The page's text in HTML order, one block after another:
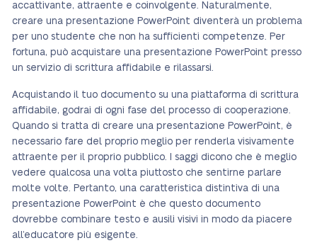
accattivante, attraente e coinvolgente. Naturalmente,
creare una presentazione PowerPoint diventerà un problema
per uno studente che non ha sufficienti competenze. Per
fortuna, può acquistare una presentazione PowerPoint presso
un servizio di scrittura affidabile e rilassarsi.
Acquistando il tuo documento su una piattaforma di scrittura
affidabile, godrai di ogni fase del processo di cooperazione.
Quando si tratta di creare una presentazione PowerPoint, è
necessario fare del proprio meglio per renderla visivamente
attraente per il proprio pubblico. I saggi dicono che è meglio
vedere qualcosa una volta piuttosto che sentirne parlare
molte volte. Pertanto, una caratteristica distintiva di una
presentazione PowerPoint è che questo documento
dovrebbe combinare testo e ausili visivi in modo da piacere
all’educatore più esigente.